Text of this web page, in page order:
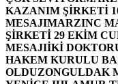
KAZANIM ŞİRKETİ
MESAJIMARZINC
ŞİRKETİ 29 EKİM
MESAJIİKİ
HAKEM KURULU
OLDUZONGULDAK